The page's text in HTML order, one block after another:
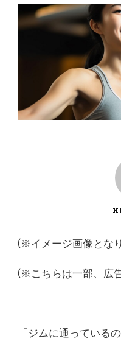
(※イメージ画像とな
(※こちらは一部、広
「ジムに通っている